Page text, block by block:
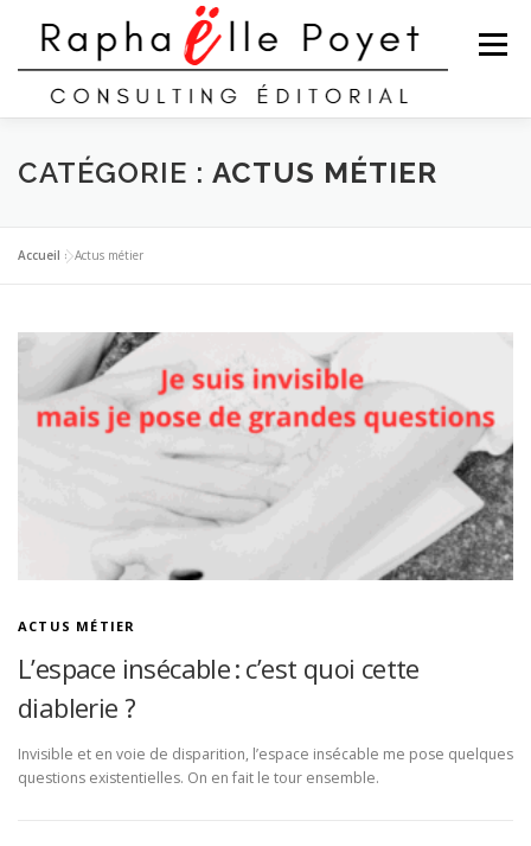
contenu
Menu
QUI SUIS-JE ? MES SERVICES MON PORTFOLIO
BLOG CONTACT
CATÉGORIE : ACTUS MÉTIER
Accueil »Actus métier
ACTUS MÉTIER
L’espace insécable : c’est quoi cette
diablerie ?
Invisible et en voie de disparition, l’espace insécable me pose quelques
questions existentielles. On en fait le tour ensemble.